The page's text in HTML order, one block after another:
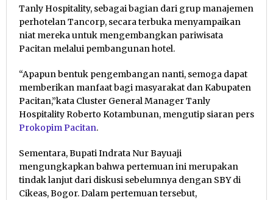
Tanly Hospitality, sebagai bagian dari grup manajemen
perhotelan Tancorp, secara terbuka menyampaikan
niat mereka untuk mengembangkan pariwisata
Pacitan melalui pembangunan hotel.
“Apapun bentuk pengembangan nanti, semoga dapat
memberikan manfaat bagi masyarakat dan Kabupaten
Pacitan,”kata Cluster General Manager Tanly
Hospitality Roberto Kotambunan, mengutip siaran pers
Prokopim Pacitan.
Sementara, Bupati Indrata Nur Bayuaji
mengungkapkan bahwa pertemuan ini merupakan
tindak lanjut dari diskusi sebelumnya dengan SBY di
Cikeas, Bogor. Dalam pertemuan tersebut,